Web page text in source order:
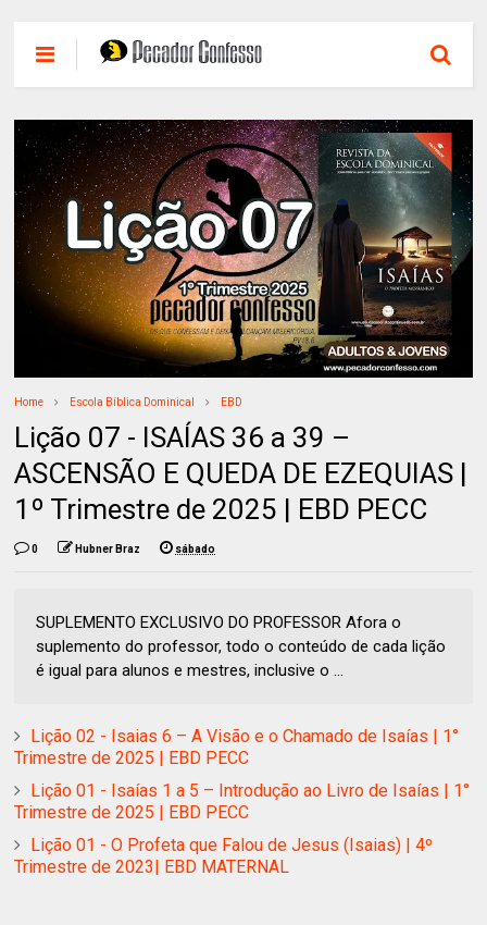
Home Escola Bíblica Dominical EBD
Lição 07 - ISAÍAS 36 a 39 –
ASCENSÃO E QUEDA DE EZEQUIAS |
1º Trimestre de 2025 | EBD PECC
0 Hubner Braz sábado
SUPLEMENTO EXCLUSIVO DO PROFESSOR Afora o
suplemento do professor, todo o conteúdo de cada lição
é igual para alunos e mestres, inclusive o ...
Lição 02 - Isaias 6 – A Visão e o Chamado de Isaías | 1°
Trimestre de 2025 | EBD PECC
Lição 01 - Isaías 1 a 5 – Introdução ao Livro de Isaías | 1°
Trimestre de 2025 | EBD PECC
Lição 01 - O Profeta que Falou de Jesus (Isaias) | 4º
Trimestre de 2023| EBD MATERNAL